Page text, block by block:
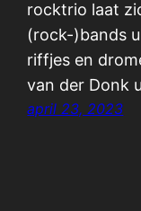
rocktrio laat
(rock-)bands
riffjes en
van der Donk
april 23, 2023